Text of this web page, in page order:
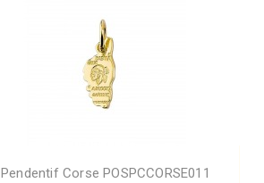
Pendentif Corse POSPCCORSE011